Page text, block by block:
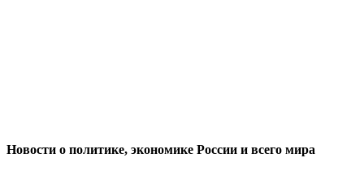
Новости о политике, экономике России и всего мира